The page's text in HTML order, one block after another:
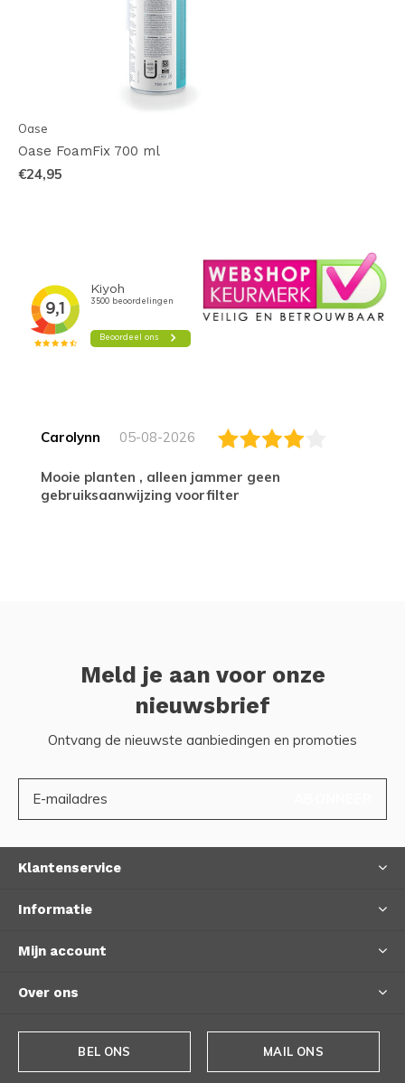
Oase
Oase FoamFix 700 ml
€24,95
Carolynn 05-08-2026
Mooie planten , alleen jammer geen
gebruiksaanwijzing voorfilter
Meld je aan voor onze
nieuwsbrief
Ontvang de nieuwste aanbiedingen en promoties
Klantenservice
Informatie
Mijn account
Over ons
BEL ONS MAIL ONS